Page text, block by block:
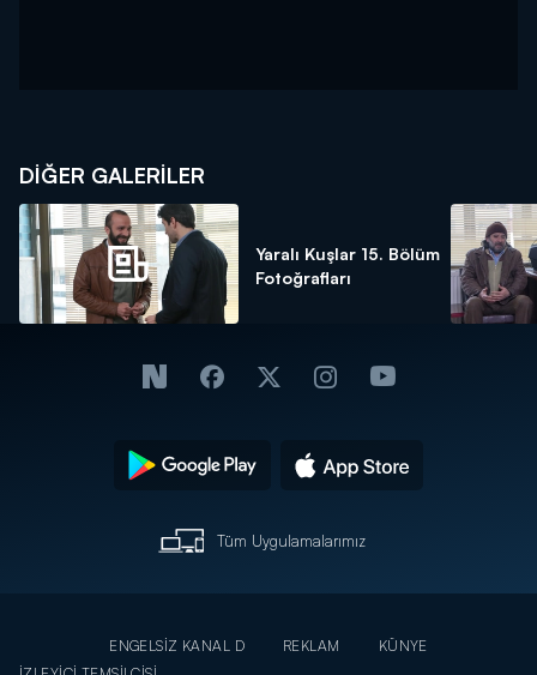
DİĞER GALERİLER
Yaralı Kuşlar 15. Bölüm
Fotoğrafları
Tüm Uygulamalarımız
ENGELSİZ KANAL D REKLAM
KÜNYE